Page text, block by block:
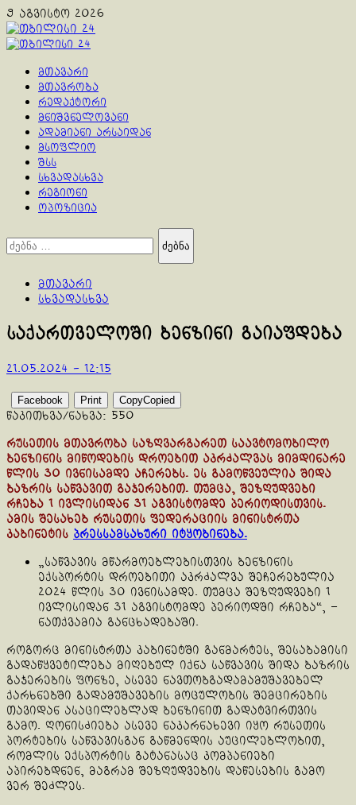
Skip
to
content
9 აგვისტო 2026
Primary
მთავარი
მთავრობა
რედაქტორი
მნიშვნელოვანი
ადამიანი არსაიდან
მსოფლიო
შსს
სხვადასხვა
რეგიონი
ოპოზიცია
ძებნა:
მთავარი
სხვადასხვა
საქართველოში ბენზინი გაიაფდება
21.05.2024 - 12:15
Facebook Print CopyCopied
წაკითხვა/ნახვა: 550
რუსეთის მთავრობა საზღვარგარეთ საავტომობილო
ბენზინის მიწოდების დროებით აკრძალვას მიმდინარე
წლის 30 ივნისამდე აჩერებს. ეს გამოწვეულია შიდა
ბაზრის საწვავით გაჯერებით. თუმცა, შეზღუდვები
რჩება 1 ივლისიდან 31 აგვისტომდე პერიოდისთვის.
ამის შესახებ რუსეთის ფედერაციის მინისტრთა
კაბინეტის პრესსამსახური იტყობინება.
„საწვავის მწარმოებლებისთვის ბენზინის
ექსპორტის დროებითი აკრძალვა შეჩერებულია
2024 წლის 30 ივნისამდე. თუმცა შეზღუდვები 1
ივლისიდან 31 აგვისტომდე პერიოდში რჩება“, –
ნათქვამია განცხადებაში.
როგორც მინისტრთა კაბინეტში განმარტეს, შესაბამისი
გადაწყვეტილება მიღებულ იქნა საწვავის შიდა ბაზრის
გაჯერების ფონზე, ასევე ნავთობგადამამუშავებელ
ქარხნებში გადამუშავების მოცულობის შემცირების
თავიდან ასაცილებლად ბენზინით გადატვირთვის
გამო. ღონისძიება ასევე ნაკარნახევი იყო რუსეთის
პორტების საწვავისგან გაწმენდის აუცილებლობით,
რომლის ექსპორტის გატანასაც კომპანიები
აპირებდნენ, მაგრამ შეზღუდვების დაწესების გამო
ვერ შეძლეს.